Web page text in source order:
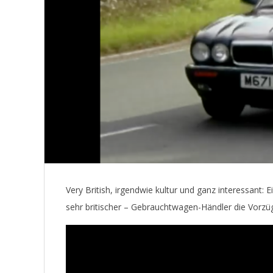
Very British, irgendwie kultur und ganz interessant:
sehr britischer – Gebrauchtwagen-Händler die